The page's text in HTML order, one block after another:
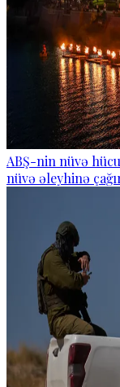
ABŞ-nin nüvə
nüvə əleyhinə